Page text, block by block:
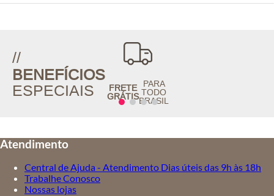
//
BENEFÍCIOS
ESPECIAIS
FRETE
GRÁTIS
PARA
TODO
BRASIL
Atendimento
Central de Ajuda - Atendimento Dias úteis das 9h às 18h
Trabalhe Conosco
Nossas lojas